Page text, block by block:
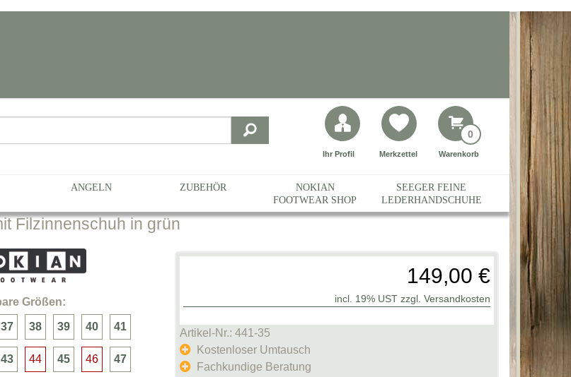
Ihr Profil Merkzettel Warenkorb
0
ANGELN ZUBEHÖR
NOKIAN
FOOTWEAR SHOP
SEEGER FEINE
LEDERHANDSCHUHE
Filzinnenschuh in grün
Größen:
37 38 39 40 41
43 44 45 46 47
149,00 €
incl. 19% UST zzgl. Versandkosten
Artikel-Nr.: 441-35
Kostenloser Umtausch
Fachkundige Beratung